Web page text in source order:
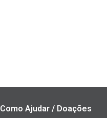
Como Ajudar / Doações